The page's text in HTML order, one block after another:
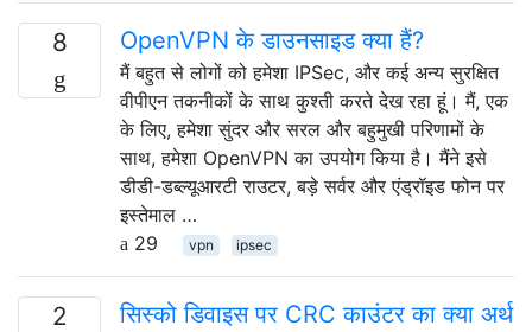
8 OpenVPN के डाउनसाइड क्या हैं?
मैं बहुत से लोगों को हमेशा IPSec, और कई अन्य सुरक्षित
वीपीएन तकनीकों के साथ कुश्ती करते देख रहा हूं। मैं, एक
के लिए, हमेशा सुंदर और सरल और बहुमुखी परिणामों के
साथ, हमेशा OpenVPN का उपयोग किया है। मैंने इसे
डीडी-डब्ल्यूआरटी राउटर, बड़े सर्वर और एंड्रॉइड फोन पर
इस्तेमाल …
29
vpn ipsec
2
सिस्को डिवाइस पर CRC काउंटर का क्या अर्थ